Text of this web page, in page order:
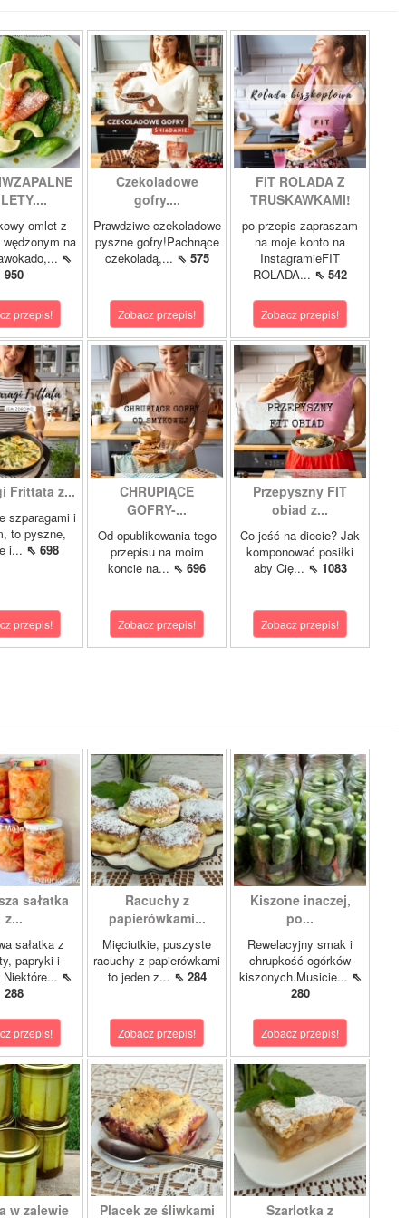
omlet z
wędzonym na
⇖
950
przepis!
Czekoladowe
gofry....
Prawdziwe czekoladowe
pyszne gofry!Pachnące
czekoladą,... ⇖ 575
Zobacz przepis!
FIT ROLADA Z
TRUSKAWKAMI!
po przepis zapraszam
na moje konto na
InstagramieFIT
ROLADA... ⇖ 542
Zobacz przepis!
Frittata z...
szparagami i
to pyszne,
i... ⇖ 698
przepis!
CHRUPIĄCE
GOFRY-...
Od opublikowania tego
przepisu na moim
koncie na... ⇖ 696
Zobacz przepis!
Przepyszny FIT
obiad z...
Co jeść na diecie? Jak
komponować posiłki
aby Cię... ⇖ 1083
Zobacz przepis!
sałatka
z...
sałatka z
papryki i
Niektóre... ⇖
288
przepis!
Racuchy z
papierówkami...
Mięciutkie, puszyste
racuchy z papierówkami
to jeden z... ⇖ 284
Zobacz przepis!
Kiszone inaczej,
po...
Rewelacyjny smak i
chrupkość ogórków
kiszonych.Musicie... ⇖
280
Zobacz przepis!
w zalewie Placek ze śliwkami Szarlotka z